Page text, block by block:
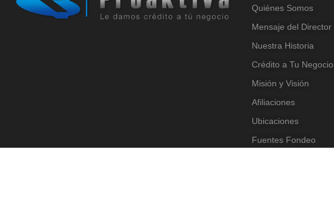
Quiénes Somos
Mensaje del Director
Nuestra Historia
Crédito a Tu Negocio
Misión y Visión
Afiliaciones
Ubicaciones
Fuentes Fondeo